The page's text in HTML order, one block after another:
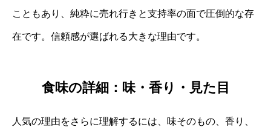
こともあり、純粋に売れ行きと支持率の面で圧倒的な存
在です。信頼感が選ばれる大きな理由です。
食味の詳細：味・香り・見た目
人気の理由をさらに理解するには、味そのもの、香り、